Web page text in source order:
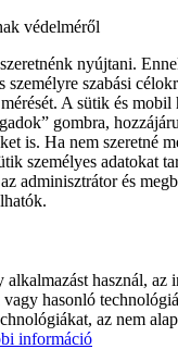
védelméről
nyújtani.
személyre szabási
A sütik és
gombra,
is. Ha nem szeretné
személyes adatokat
adminisztrátor és
használ,
hasonló
az nem
információ